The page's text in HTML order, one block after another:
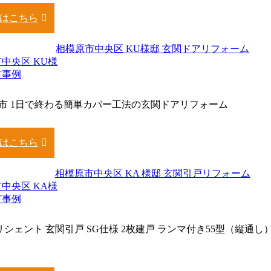
こちら
央区 KU様
例
1日で終わる簡単カバー工法の玄関ドアリフォーム
こちら
央区 KA様
例
ェント 玄関引戸 SG仕様 2枚建戸 ランマ付き55型（縦通し